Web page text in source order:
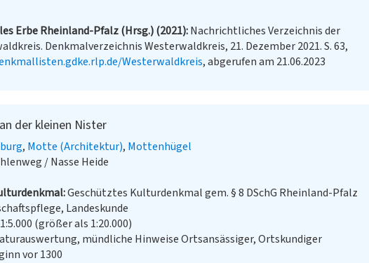
Erbe Rheinland-Pfalz (Hrsg.) (2021) Nachrichtliches Verzeichnis der
Denkmalverzeichnis Westerwaldkreis, 21. Dezember 2021. S. 63,
Westerwaldkreis, abgerufen am 21.06.2023
der kleinen Nister
Motte (Architektur) Mottenhügel
/ Nasse Heide
Geschütztes Kulturdenkmal gem. § 8 DSchG Rheinland-Pfalz
Landeskunde
(größer als 1:20.000)
mündliche Hinweise Ortsansässiger, Ortskundiger
vor 1300